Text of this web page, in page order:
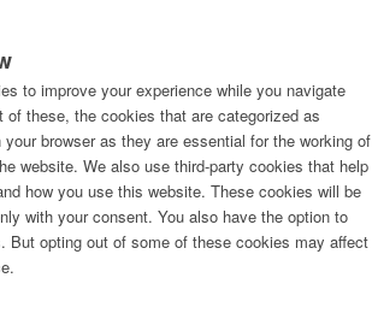
to improve your experience while you navigate
of these, the cookies that are categorized as
browser as they are essential for the working of
website. We also use third-party cookies that help
how you use this website. These cookies will be
with your consent. You also have the option to
But opting out of some of these cookies may affect